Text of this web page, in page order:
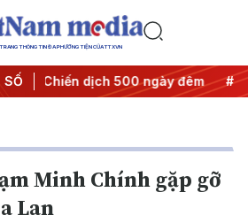
THÔNG TIN ĐA PHƯƠNG TIỆN CỦA TTXVN
SỐ dịch 500 ngày đêm #Chống
Minh Chính gặp gỡ
Lan